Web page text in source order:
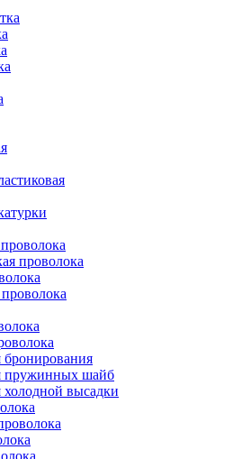
проволока
бронирования
пружинных шайб
высадки